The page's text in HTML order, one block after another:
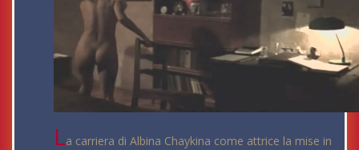
La carriera di Albina Chaykina come attrice la mise in